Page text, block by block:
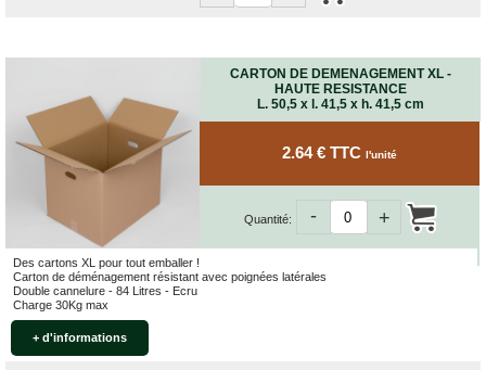
Films
Cartons
ondulés,
Papiers
kraft,
Macules
COUVERTURES
Couvertures
Déménagement
Classiques
Couvertures
Déménagement
Tissées
CARTON DE DEMENAGEMENT XL -
HAUTE RESISTANCE
L. 50,5 x l. 41,5 x h. 41,5 cm
Des cartons XL pour tout emballer !
Carton de déménagement résistant avec poignées latérales
Double cannelure - 84 Litres - Ecru
Charge 30Kg max
+ d'informations
2.64 € TTC l'unité
Quantité: +
-